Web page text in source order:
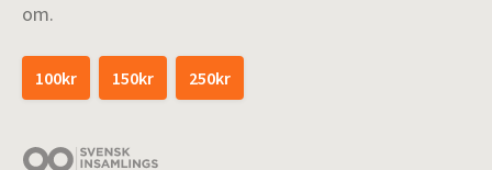
om.
100kr 150kr 250kr